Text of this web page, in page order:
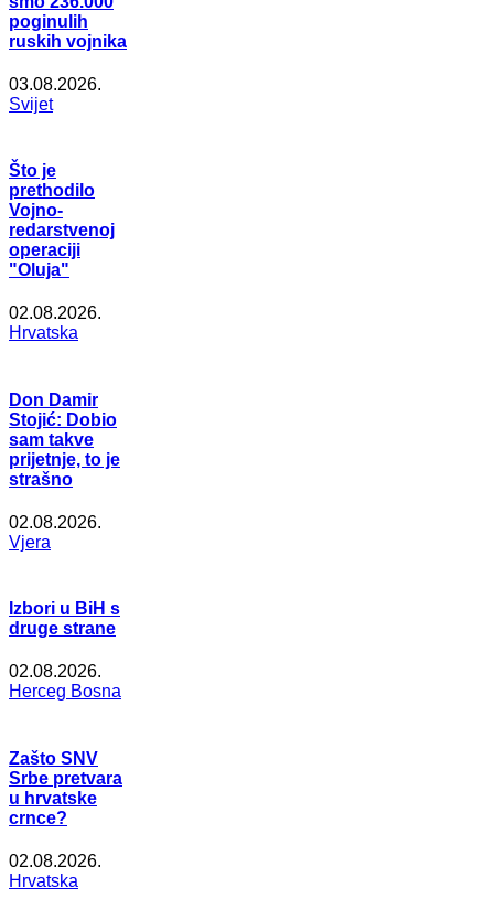
poginulih
ruskih vojnika
03.08.2026.
Svijet
Što je
prethodilo
Vojno-
redarstvenoj
operaciji
"Oluja"
02.08.2026.
Hrvatska
Don Damir
Stojić: Dobio
sam takve
prijetnje, to je
strašno
02.08.2026.
Vjera
Izbori u BiH s
druge strane
02.08.2026.
Herceg Bosna
Zašto SNV
Srbe pretvara
u hrvatske
crnce?
02.08.2026.
Hrvatska